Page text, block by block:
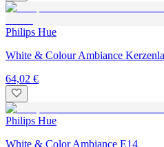
Philips Hue
White & Colour Ambiance
64,02 €
Philips Hue
White & Color Ambiance E14